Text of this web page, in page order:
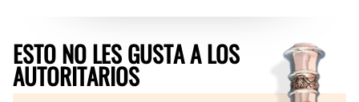
ESTO NO LES GUSTA A LOS
AUTORITARIOS